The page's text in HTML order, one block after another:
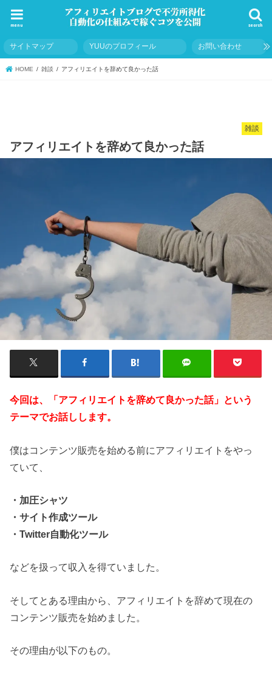
search
menu
サイトマップ YUUのプロフィール お問い合わせ
HOME 雑談 アフィリエイトを辞めて良かった話
雑談
アフィリエイトを辞めて良かった話
今回は、「アフィリエイトを辞めて良かった話」という
テーマでお話しします。
僕はコンテンツ販売を始める前にアフィリエイトをやっ
ていて、
・加圧シャツ
・サイト作成ツール
・Twitter自動化ツール
などを扱って収入を得ていました。
そしてとある理由から、アフィリエイトを辞めて現在の
コンテンツ販売を始めました。
その理由が以下のもの。